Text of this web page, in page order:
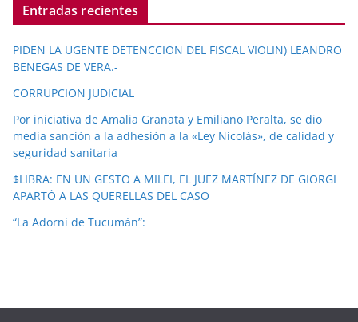
Entradas recientes
PIDEN LA UGENTE DETENCCION DEL FISCAL VIOLIN) LEANDRO
BENEGAS DE VERA.-
CORRUPCION JUDICIAL
Por iniciativa de Amalia Granata y Emiliano Peralta, se dio
media sanción a la adhesión a la «Ley Nicolás», de calidad y
seguridad sanitaria
$LIBRA: EN UN GESTO A MILEI, EL JUEZ MARTÍNEZ DE GIORGI
APARTÓ A LAS QUERELLAS DEL CASO
“La Adorni de Tucumán”: